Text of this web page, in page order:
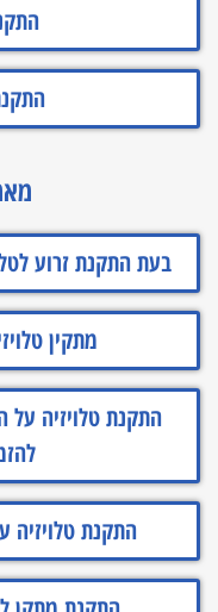
בעת התקנת זרוע
מתקין
התקנת טלויזיה
התקנת טלויזיה